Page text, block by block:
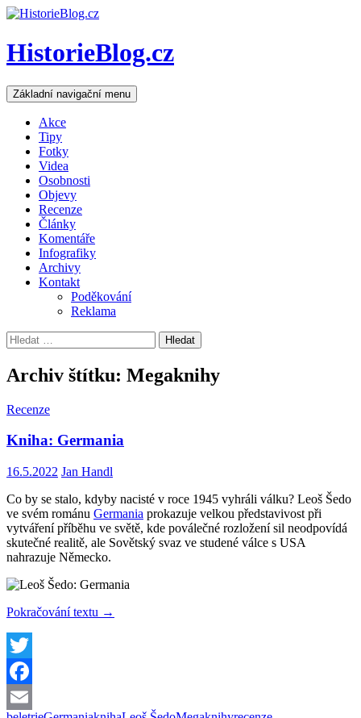
HistorieBlog.cz
Hledat
Základní navigační menu Přejít
k
Akce
Tipy
Fotky
Videa
Osobnosti
Objevy
Recenze
Články
Komentáře
Infografiky
Archivy
Kontakt
Poděkování
Reklama
Vyhledávání
Archiv štítku: Megaknihy
Recenze
Kniha: Germania
16.5.2022 Jan Handl
Co by se stalo, kdyby nacisté v roce 1945 vyhráli válku? Leoš Šedo
ve svém románu Germania prokazuje velkou představivost při
vytváření příběhu ve světě, kde poválečné rozložení sil neodpovídá
skutečné realitě, ale Sovětský svaz ve studené válce s USA
nahrazuje Německo.
Pokračování textu Kniha:
→
Twitter
Facebook